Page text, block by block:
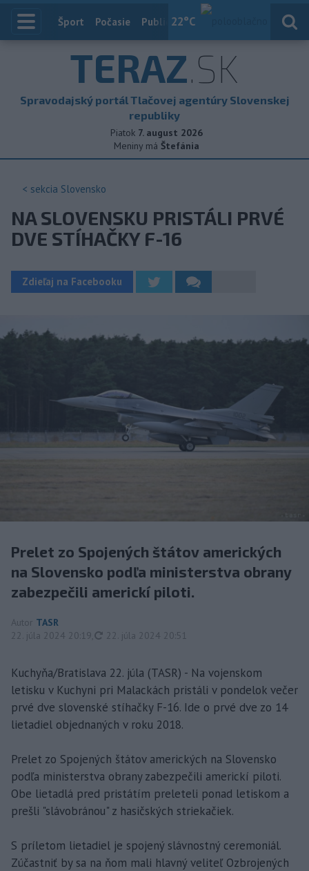
22°C
Index
Šport Počasie Publicistika
TERAZ.SK
Spravodajský portál Tlačovej agentúry Slovenskej
republiky
Piatok 7. august 2026
Meniny má Štefánia
< sekcia Slovensko
NA SLOVENSKU PRISTÁLI PRVÉ
DVE STÍHAČKY F-16
Zdieľaj na Facebooku
Prelet zo Spojených štátov amerických
na Slovensko podľa ministerstva obrany
zabezpečili americkí piloti.
Autor TASR
22. júla 2024 20:19
aktualizované
22. júla 2024 20:51
Kuchyňa/Bratislava 22. júla (TASR) - Na vojenskom
letisku v Kuchyni pri Malackách pristáli v pondelok večer
prvé dve slovenské stíhačky F-16. Ide o prvé dve zo 14
lietadiel objednaných v roku 2018.
Prelet zo Spojených štátov amerických na Slovensko
podľa ministerstva obrany zabezpečili americkí piloti.
Obe lietadlá pred pristátím preleteli ponad letiskom a
prešli "slávobránou" z hasičských striekačiek.
S príletom lietadiel je spojený slávnostný ceremoniál.
Zúčastniť by sa na ňom mali hlavný veliteľ Ozbrojených